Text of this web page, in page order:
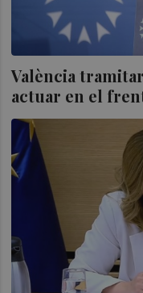
València
actuar en el